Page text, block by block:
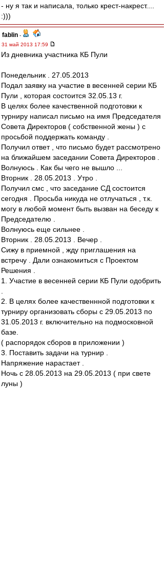
- ну я так и написала, только крест-накрест....
:)))
fablin -
31 май 2013 17:59
Из дневника участника КБ Пули
Понедельник . 27.05.2013
Подал заявку на участие в весенней серии КБ
Пули , которая состоится 32.05.13 г.
В целях более качественной подготовки к
турниру написал письмо на имя Председателя
Совета Директоров ( собственной жены ) с
просьбой поддержать команду .
Получил ответ , что письмо будет рассмотрено
на ближайшем заседании Совета Директоров .
Волнуюсь . Как бы чего не вышло ...
Вторник . 28.05.2013 . Утро .
Получил смс , что заседание СД состоится
сегодня . Просьба никуда не отлучаться , т.к.
могу в любой момент быть вызван на беседу к
Председателю .
Волнуюсь еще сильнее .
Вторник . 28.05.2013 . Вечер .
Сижу в приемной , жду приглашения на
встречу . Дали ознакомиться с Проектом
Решения .
1. Участие в весенней серии КБ Пули одобрить
2. В целях более качественнной подготовки к
турниру организовать сборы с 29.05.2013 по
31.05.2013 г. включительно на подмосковной
базе.
( распорядок сборов в приложении )
3. Поставить задачи на турнир .
Напряжение нарастает .
Ночь с 28.05.2013 на 29.05.2013 ( при свете
луны )